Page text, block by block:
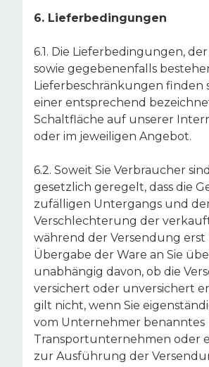
6. Lieferbedingungen
6.1. Die Lieferbedingungen,
sowie gegebenenfalls
Lieferbeschränkungen finden
einer entsprechend
Schaltfläche auf unserer
oder im jeweiligen Angebot.
6.2. Soweit Sie Verbraucher
gesetzlich geregelt, dass die
zufälligen Untergangs und
Verschlechterung der
während der Versendung erst
Übergabe der Ware an Sie
unabhängig davon, ob die
versichert oder unversichert
gilt nicht, wenn Sie
vom Unternehmer benanntes
Transportunternehmen oder
zur Ausführung der